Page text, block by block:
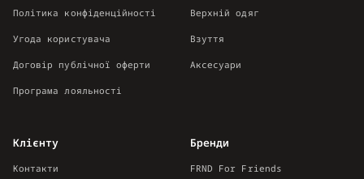
Верхній одяг
Взуття
Аксесуари
Політика конфіденційності
Угода користувача
Договір публічної оферти
Програма лояльності
Клієнту
Контакти
Бренди
FRND For Friends